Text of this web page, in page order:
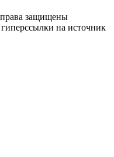
защищены
на источник